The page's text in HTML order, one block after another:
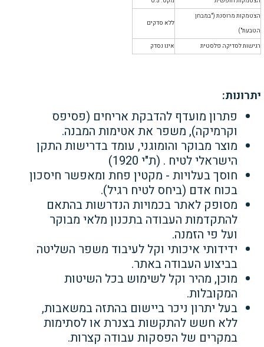
הצטמקות מרוסנת ("במבחן
הטבעת")
ללא סדקים
רגישות לסדיקה פלסטית אינו נסדק
יתרונות:
פתרון מועדף להדבקת אריחים (פסיפס
וקרמיקה), משפר את אטימות המבנה.
מוצר מבוקר והומוגני, עומד בדרישות התקן
הישראלי לטיח . (ת"י 1920)
חוסך בעלויות - מקטין פחת ומאפשר חיסכון
בכוח אדם (ביחס לטיח רגיל).
מסופק לאתר בכמויות הנדרשות בהתאם
להתקדמות העבודה בתכנון מלאי מבוקר
ועל פי הזמנה.
ידידותי איכותי וקל לעיבוד משפר השליטה
בביצוע העבודה באתר.
מוכן, מהיר וקל לשימוש בכל השיטות
המקובלות.
בעל יתרון ניכר ביישום בהתזה במשאבות,
ללא חשש להתקשות בצנרת או לסתימות
במקרים של הפסקות עבודה קצרות.